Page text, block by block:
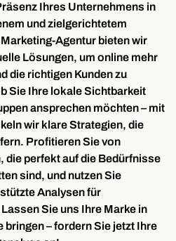
Ihres Unternehmens in
und zielgerichtetem
Agentur bieten wir
Lösungen, um online mehr
die richtigen Kunden zu
Sie Ihre lokale Sichtbarkeit
ansprechen möchten – mit
wir klare Strategien, die
Profitieren Sie von
die perfekt auf die Bedürfnisse
sind, und nutzen Sie
Analysen für
Sie uns Ihre Marke in
bringen – fordern Sie jetzt Ihre